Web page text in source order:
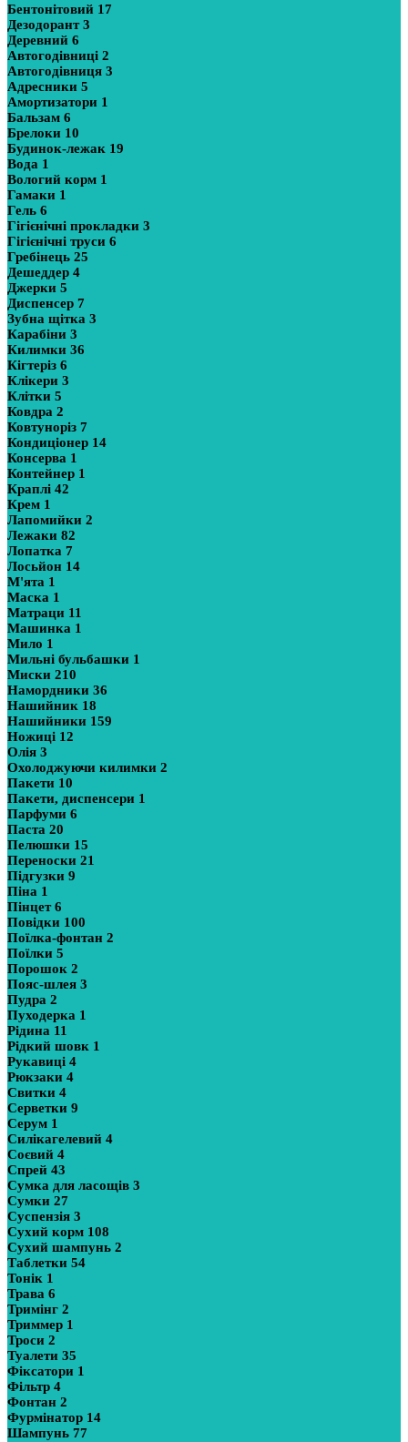
Бентонітовий 17
Дезодорант3
Деревний 6
Автогодівниці 2
Автогодівниця 3
Адресники 5
Амортизатори 1
Бальзам 6
Брелоки 10
Будинок-лежак 19
Вода 1
Вологий корм 1
Гамаки 1
Гель 6
Гігієнічні прокладки 3
Гігієнічні труси 6
Гребінець 25
Дешеддер 4
Джерки 5
Диспенсер 7
Зубна щітка 3
Карабіни 3
Килимки 36
Кігтеріз 6
Клікери 3
Клітки 5
Ковдра 2
Ковтуноріз 7
Кондиціонер 14
Консерва 1
Контейнер 1
Краплі 42
Крем 1
Лапомийки 2
Лежаки 82
Лопатка 7
Лосьйон 14
М'ята 1
Маска 1
Матраци 11
Машинка 1
Мило 1
Мильні бульбашки 1
Миски 210
Намордники 36
Нашийник 18
Нашийники 159
Ножиці 12
Олія 3
Охолоджуючи килимки 2
Пакети 10
Пакети, диспенсери 1
Парфуми 6
Паста 20
Пелюшки 15
Переноски 21
Підгузки 9
Піна 1
Пінцет6
Повідки 100
Поїлка-фонтан 2
Поїлки 5
Порошок 2
Пояс-шлея 3
Пудра 2
Пуходерка 1
Рідина 11
Рідкий шовк 1
Рукавиці 4
Рюкзаки 4
Свитки 4
Серветки 9
Серум 1
Силікагелевий 4
Соєвий 4
Спрей 43
Сумка для ласощів 3
Сумки 27
Суспензія 3
Сухий корм 108
Сухий шампунь 2
Таблетки 54
Тонік 1
Трава 6
Тримінг 2
Триммер 1
Троси 2
Туалети 35
Фіксатори 1
Фільтр 4
Фонтан 2
Фурмінатор 14
Шампунь 77